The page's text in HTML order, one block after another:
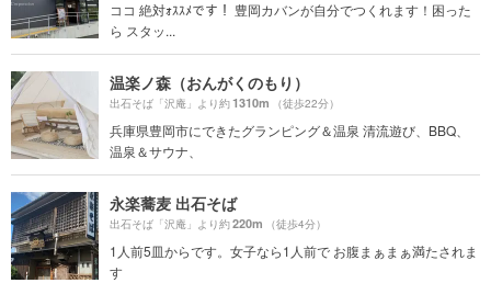
ココ 絶対ｫｽｽﾒです！ 豊岡カバンが自分でつくれます！困った
ら スタッ...
温楽ノ森（おんがくのもり）
出石そば「沢庵」より約1310m （徒歩22分）
兵庫県豊岡市にできたグランピング＆温泉 清流遊び、BBQ、
温泉＆サウナ、
永楽蕎麦 出石そば
出石そば「沢庵」より約220m （徒歩4分）
1人前5皿からです。女子なら1人前で お腹まぁまぁ満たされま
す